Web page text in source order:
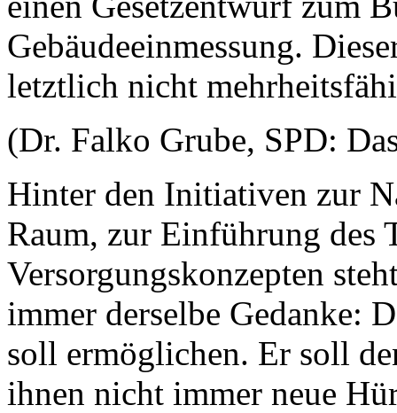
Gebäudeeinmessung.
letztlich nicht
(Dr. Falko Grube, SPD:
Hinter den Initiativen zur
Raum, zur Einführung des
Versorgungskonzepten
immer derselbe Gedanke:
soll ermöglichen. Er soll
ihnen nicht immer neue